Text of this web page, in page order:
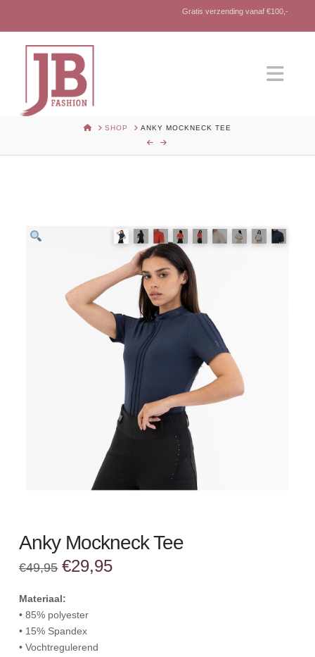
Gratis verzending vanaf €100,-
HOMESHOP ANKY MOCKNECK TEE
Anky Mockneck Tee
€49,95 Oorspronkelijke
prijs
€49,95.
€29,95
Materiaal:
• 85% polyester
• 15% Spandex
• Vochtregulerend